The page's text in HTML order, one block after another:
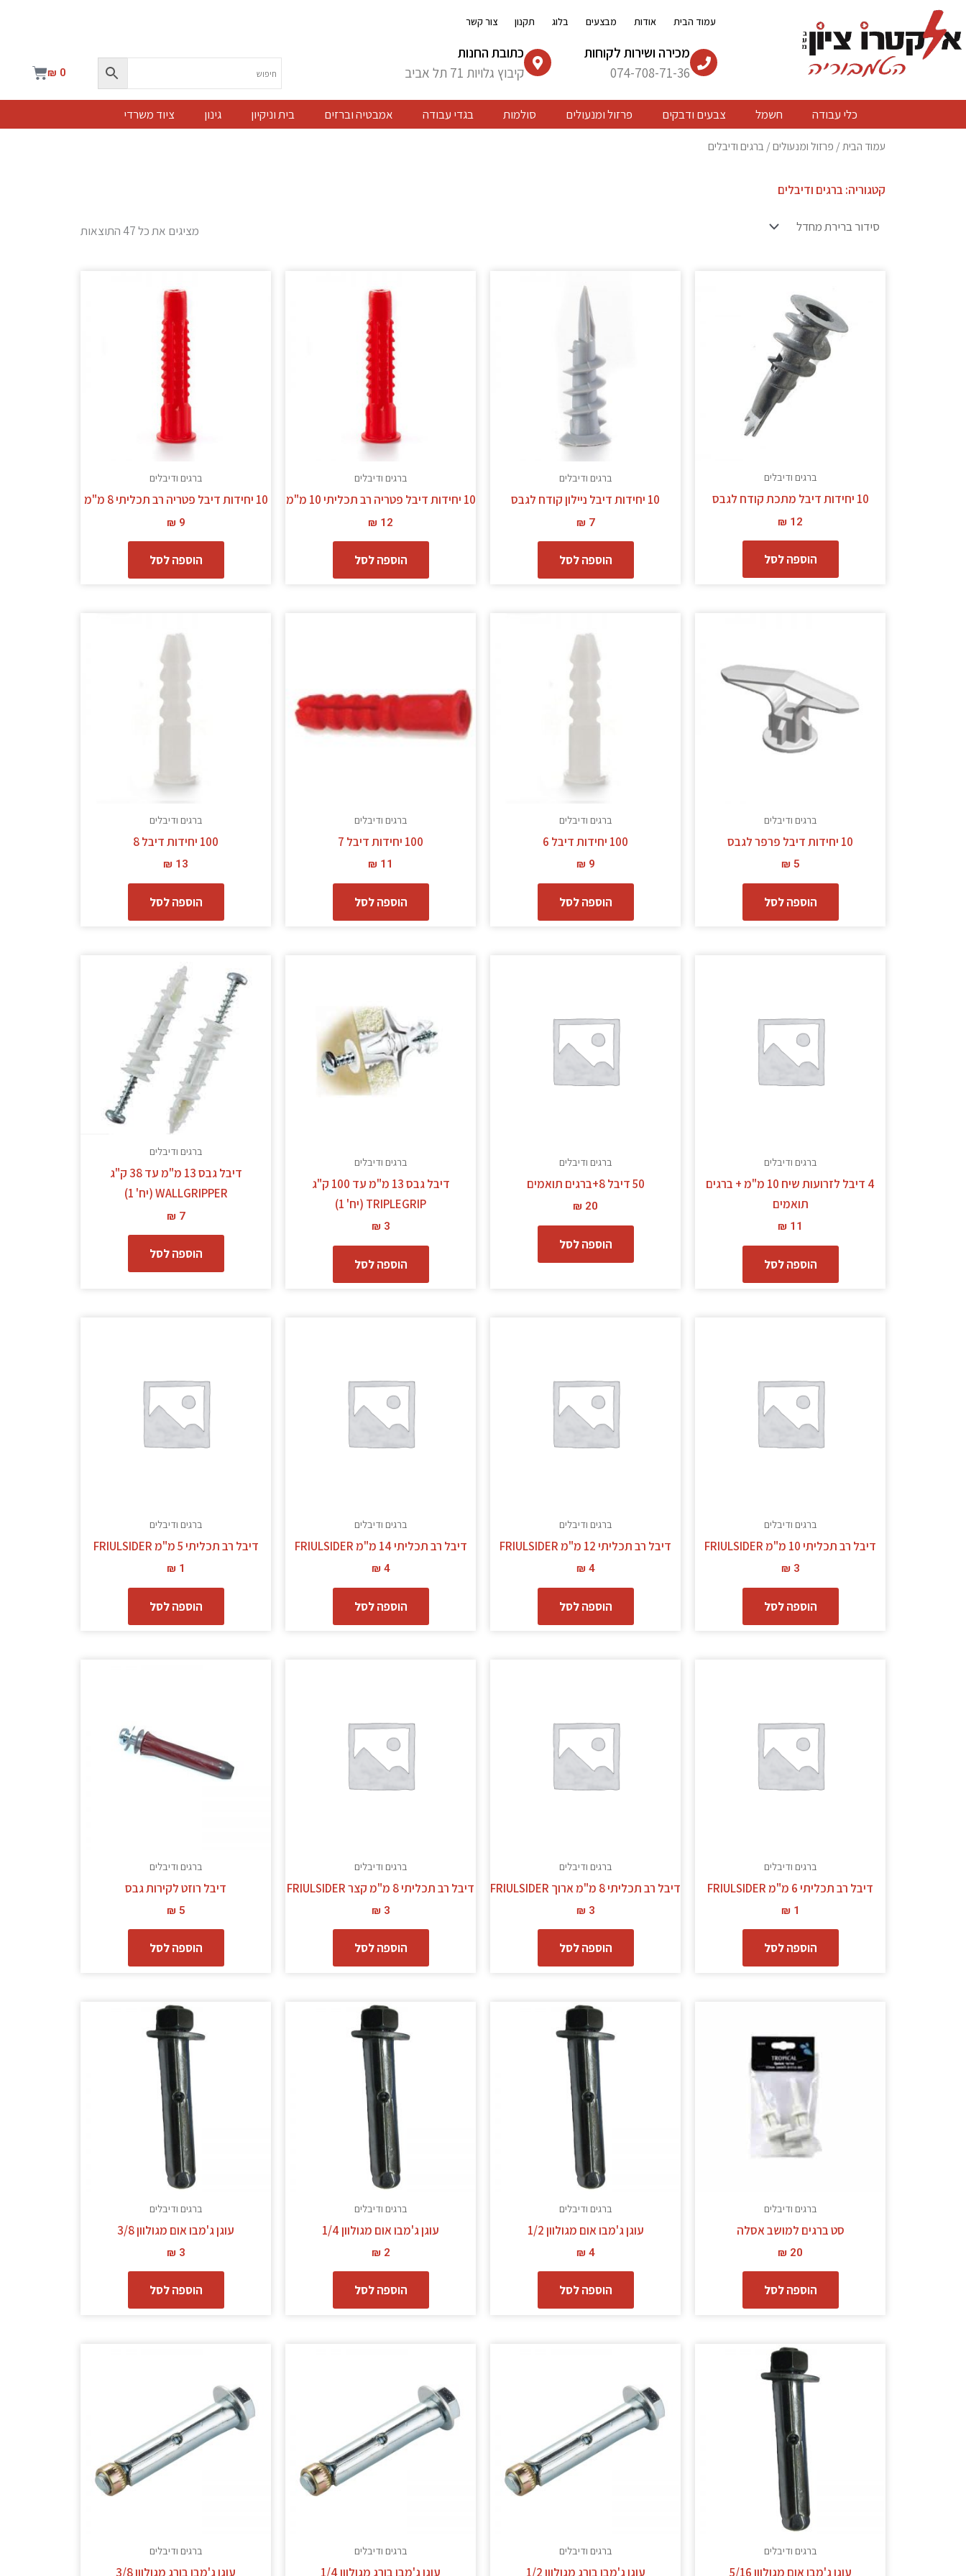
לתוכן
עמוד הבית אודות מבצעים בלוג תקנון צור קשר
מכירה ושירות לקוחות
074-708-71-36
כתובת החנות
קיבוץ גלויות 71 תל אביב
₪ 0
עגלת
כלי עבודה חשמל צבעים ודבקים פרזול ומנעולים סולמות בגדי עבודה אמבטיה וברזים בית וניקיון גינון ציוד משרדי
עמוד הבית / פרזול ומנעולים / ברגים ודיבלים
קטגוריה: ברגים ודיבלים
מציגים את כל ⁦47⁩ התוצאות
ברגים ודיבלים
10 יחידות דיבל מתכת קודח לגבס
₪ 12
הוספה לסל
ברגים ודיבלים
10 יחידות דיבל ניילון קודח לגבס
₪7
הוספה לסל
ברגים ודיבלים
10 יחידות דיבל פטריה רב תכליתי 10 מ"מ
₪ 12
הוספה לסל
ברגים ודיבלים
10 יחידות דיבל פטריה רב תכליתי 8 מ"מ
₪9
הוספה לסל
ברגים ודיבלים
10 יחידות דיבל פרפר לגבס
₪5
הוספה לסל
ברגים ודיבלים
100 יחידות דיבל 6
₪9
הוספה לסל
ברגים ודיבלים
100 יחידות דיבל 7
₪ 11
הוספה לסל
ברגים ודיבלים
100 יחידות דיבל 8
₪ 13
הוספה לסל
ברגים ודיבלים
4 דיבל לזרועות שיח 10 מ"מ + ברגים
תואמים
₪ 11
הוספה לסל
ברגים ודיבלים
50 דיבל 8+ברגים תואמים
₪ 20
הוספה לסל
ברגים ודיבלים
דיבל גבס 13 מ"מ עד 100 ק"ג
TRIPLEGRIP (יח' 1)
₪3
הוספה לסל
ברגים ודיבלים
דיבל גבס 13 מ"מ עד 38 ק"ג
WALLGRIPPER (יח' 1)
₪7
הוספה לסל
ברגים ודיבלים
דיבל רב תכליתי 10 מ"מ FRIULSIDER
₪3
הוספה לסל
ברגים ודיבלים
דיבל רב תכליתי 12 מ"מ FRIULSIDER
₪4
הוספה לסל
ברגים ודיבלים
דיבל רב תכליתי 14 מ"מ FRIULSIDER
₪4
הוספה לסל
ברגים ודיבלים
דיבל רב תכליתי 5 מ"מ FRIULSIDER
₪1
הוספה לסל
ברגים ודיבלים
דיבל רב תכליתי 6 מ"מ FRIULSIDER
₪1
הוספה לסל
ברגים ודיבלים
דיבל רב תכליתי 8 מ"מ ארוך FRIULSIDER
₪3
הוספה לסל
ברגים ודיבלים
דיבל רב תכליתי 8 מ"מ קצר FRIULSIDER
₪3
הוספה לסל
ברגים ודיבלים
דיבל רוזט לקירות גבס
₪5
הוספה לסל
ברגים ודיבלים
סט ברגים למושב אסלה
₪ 20
הוספה לסל
ברגים ודיבלים
עוגן ג'מבו אום מגולוון 1/2
₪4
הוספה לסל
ברגים ודיבלים
עוגן ג'מבו אום מגולוון 1/4
₪2
הוספה לסל
ברגים ודיבלים
עוגן ג'מבו אום מגולוון 3/8
₪3
הוספה לסל
ברגים ודיבלים
עוגן ג'מבו אום מגולוון 5/16
ברגים ודיבלים
עוגן ג'מבו בורג מגולוון 1/2
ברגים ודיבלים
עוגן ג'מבו בורג מגולוון 1/4
ברגים ודיבלים
עוגן ג'מבו בורג מגולוון 3/8